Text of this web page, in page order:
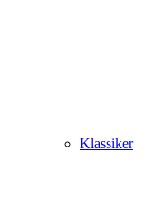
Klassiker